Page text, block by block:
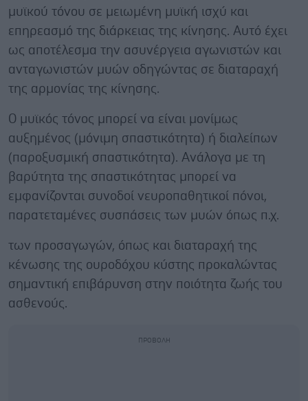
μυϊκού τόνου σε μειωμένη μυϊκή ισχύ και
επηρεασμό της διάρκειας της κίνησης. Αυτό έχει
ως αποτέλεσμα την ασυνέργεια αγωνιστών και
ανταγωνιστών μυών οδηγώντας σε διαταραχή
της αρμονίας της κίνησης.
Ο μυϊκός τόνος μπορεί να είναι μονίμως
αυξημένος (μόνιμη σπαστικότητα) ή διαλείπων
(παροξυσμική σπαστικότητα). Ανάλογα με τη
βαρύτητα της σπαστικότητας μπορεί να
εμφανίζονται συνοδοί νευροπαθητικοί πόνοι,
παρατεταμένες συσπάσεις των μυών όπως π.χ.
των προσαγωγών, όπως και διαταραχή της
κένωσης της ουροδόχου κύστης προκαλώντας
σημαντική επιβάρυνση στην ποιότητα ζωής του
ασθενούς.